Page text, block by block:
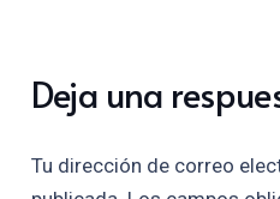
Deja una
Tu dirección de correo